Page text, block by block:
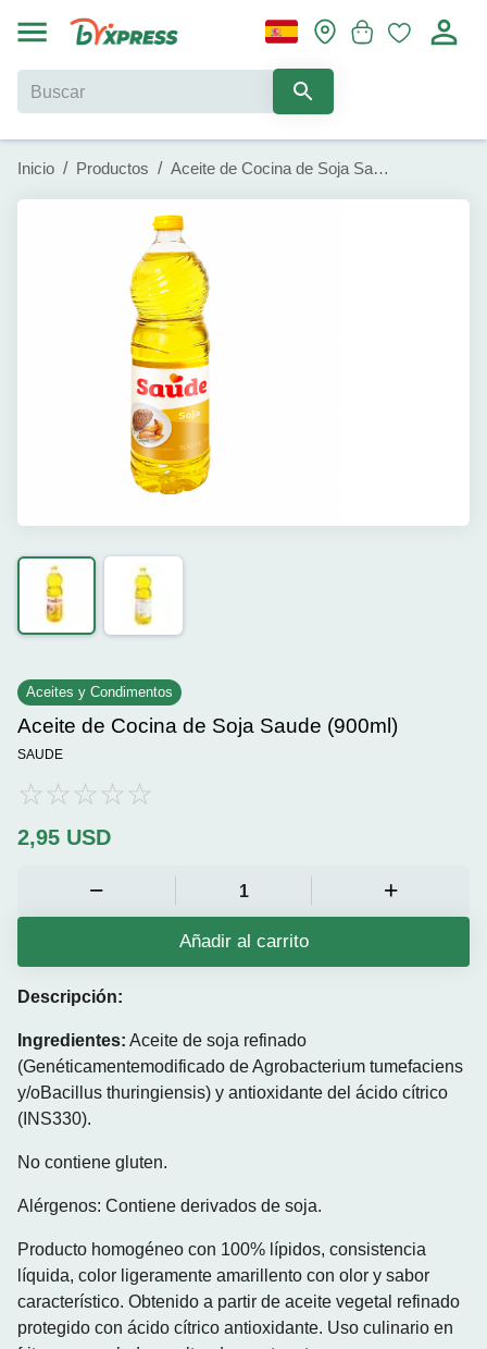
Inicio / Productos / Aceite de Cocina de Soja Saude (900ml)
Aceites y Condimentos
Aceite de Cocina de Soja Saude (900ml)
SAUDE
2,95 USD
Añadir al carrito
Descripción:
Ingredientes: Aceite de soja refinado
(Genéticamentemodificado de Agrobacterium tumefaciens
y/oBacillus thuringiensis) y antioxidante del ácido cítrico
(INS330).
No contiene gluten.
Alérgenos: Contiene derivados de soja.
Producto homogéneo con 100% lípidos, consistencia
líquida, color ligeramente amarillento con olor y sabor
característico. Obtenido a partir de aceite vegetal refinado
protegido con ácido cítrico antioxidante. Uso culinario en